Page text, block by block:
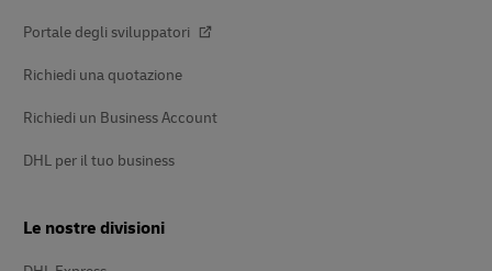
Portale degli sviluppatori
Richiedi una quotazione
Richiedi un Business Account
DHL per il tuo business
Le nostre divisioni